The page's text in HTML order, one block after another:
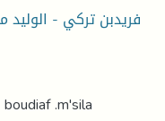
- فريدبن تركي -
.m'sila